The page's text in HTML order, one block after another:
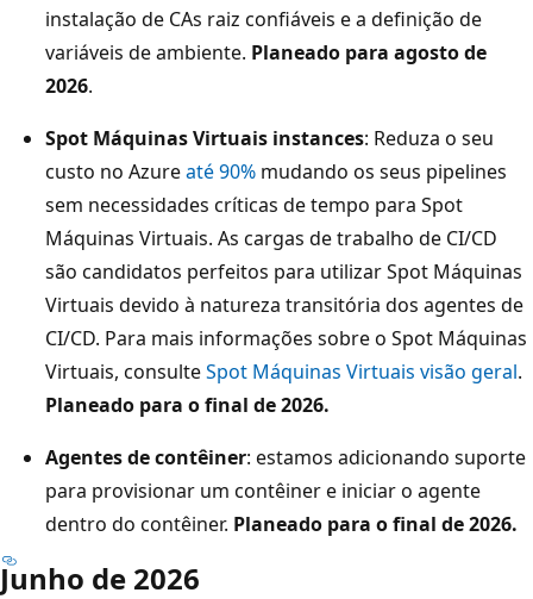
instalação de CAs raiz confiáveis e a definição de
variáveis de ambiente. Planeado para agosto de
2026.
Spot Máquinas Virtuais instances: Reduza o seu
custo no Azureaté 90% mudando os seus pipelines
sem necessidades críticas de tempo para Spot
Máquinas Virtuais. As cargas de trabalho de CI/CD
são candidatos perfeitos para utilizar Spot Máquinas
Virtuais devido à natureza transitória dos agentes de
CI/CD. Para mais informações sobre o Spot Máquinas
Virtuais, consulteSpot Máquinas Virtuais visão geral.
Planeado para o final de 2026.
Agentes de contêiner: estamos adicionando suporte
para provisionar um contêiner e iniciar o agente
dentro do contêiner. Planeado para o final de 2026.
Junho de 2026